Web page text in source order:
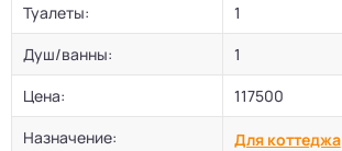
Туалеты:
1
Душ/ванны:
1
Цена:
117500
Назначение:
Для коттеджа